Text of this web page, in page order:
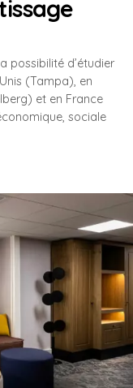
possibilité d’étudier
(Tampa), en
et en France
sociale